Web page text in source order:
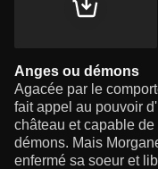
Anges ou démons
Agacée par le
fait appel au pouvoir
château et capable
démons. Mais
enfermé sa soeur et